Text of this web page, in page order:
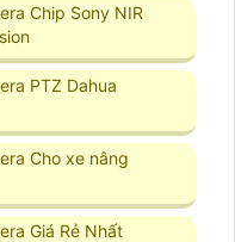
Chip Sony NIR
PTZ Dahua
Cho xe nâng
Giá Rẻ Nhất